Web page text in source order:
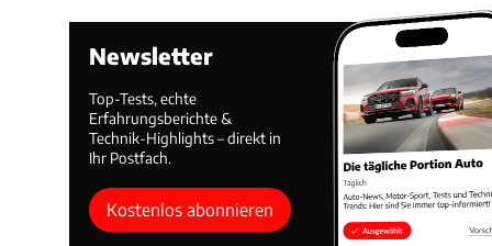
Newsletter
Top-Tests, echte
Erfahrungsberichte &
Technik-Highlights – direkt in
Ihr Postfach.
Kostenlos abonnieren